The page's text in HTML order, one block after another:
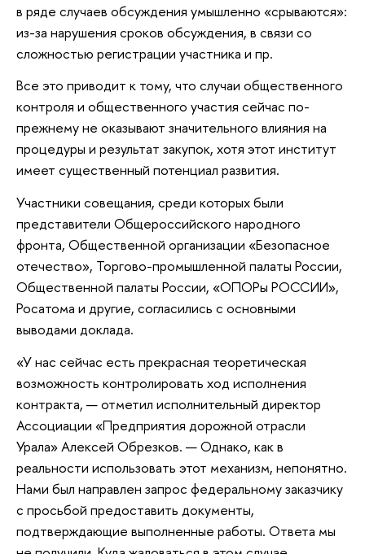
в ряде случаев обсуждения умышленно «срываются»:
из-за нарушения сроков обсуждения, в связи со
сложностью регистрации участника и пр.
Все это приводит к тому, что случаи общественного
контроля и общественного участия сейчас по-
прежнему не оказывают значительного влияния на
процедуры и результат закупок, хотя этот институт
имеет существенный потенциал развития.
Участники совещания, среди которых были
представители Общероссийского народного
фронта, Общественной организации «Безопасное
отечество», Торгово-промышленной палаты России,
Общественной палаты России, «ОПОРы РОССИИ»,
Росатома и другие, согласились с основными
выводами доклада.
«У нас сейчас есть прекрасная теоретическая
возможность контролировать ход исполнения
контракта, — отметил исполнительный директор
Ассоциации «Предприятия дорожной отрасли
Урала» Алексей Обрезков. — Однако, как в
реальности использовать этот механизм, непонятно.
Нами был направлен запрос федеральному заказчику
с просьбой предоставить документы,
подтверждающие выполненные работы. Ответа мы